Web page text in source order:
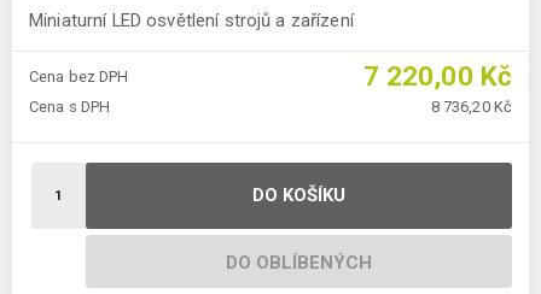
Miniaturní LED osvětlení strojů a zařízení
Cena bez DPH 7 220,00 Kč
Cena s DPH 8 736,20 Kč
DO KOŠÍKU
DO OBLÍBENÝCH